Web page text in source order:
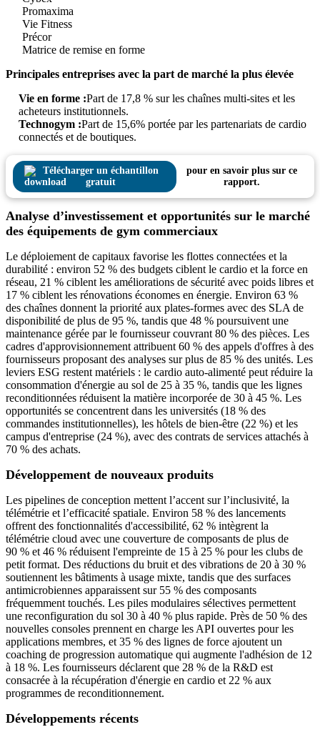
Promaxima
Vie Fitness
Précor
Matrice de remise en forme
Principales entreprises avec la part de marché la plus élevée
Vie en forme :Part de 17,8 % sur les chaînes multi-sites et les
acheteurs institutionnels.
Technogym :Part de 15,6% portée par les partenariats de cardio
connectés et de boutiques.
Télécharger un échantillon
gratuit
pour en savoir plus sur ce
rapport.
Analyse d’investissement et opportunités sur le marché
des équipements de gym commerciaux
Le déploiement de capitaux favorise les flottes connectées et la
durabilité : environ 52 % des budgets ciblent le cardio et la force en
réseau, 21 % ciblent les améliorations de sécurité avec poids libres et
17 % ciblent les rénovations économes en énergie. Environ 63 %
des chaînes donnent la priorité aux plates-formes avec des SLA de
disponibilité de plus de 95 %, tandis que 48 % poursuivent une
maintenance gérée par le fournisseur couvrant 80 % des pièces. Les
cadres d'approvisionnement attribuent 60 % des appels d'offres à des
fournisseurs proposant des analyses sur plus de 85 % des unités. Les
leviers ESG restent matériels : le cardio auto-alimenté peut réduire la
consommation d'énergie au sol de 25 à 35 %, tandis que les lignes
reconditionnées réduisent la matière incorporée de 30 à 45 %. Les
opportunités se concentrent dans les universités (18 % des
commandes institutionnelles), les hôtels de bien-être (22 %) et les
campus d'entreprise (24 %), avec des contrats de services attachés à
70 % des achats.
Développement de nouveaux produits
Les pipelines de conception mettent l’accent sur l’inclusivité, la
télémétrie et l’efficacité spatiale. Environ 58 % des lancements
offrent des fonctionnalités d'accessibilité, 62 % intègrent la
télémétrie cloud avec une couverture de composants de plus de
90 % et 46 % réduisent l'empreinte de 15 à 25 % pour les clubs de
petit format. Des réductions du bruit et des vibrations de 20 à 30 %
soutiennent les bâtiments à usage mixte, tandis que des surfaces
antimicrobiennes apparaissent sur 55 % des composants
fréquemment touchés. Les piles modulaires sélectives permettent
une reconfiguration du sol 30 à 40 % plus rapide. Près de 50 % des
nouvelles consoles prennent en charge les API ouvertes pour les
applications membres, et 35 % des lignes de force ajoutent un
coaching de progression automatique qui augmente l'adhésion de 12
à 18 %. Les fournisseurs déclarent que 28 % de la R&D est
consacrée à la récupération d'énergie en cardio et 22 % aux
programmes de reconditionnement.
Développements récents